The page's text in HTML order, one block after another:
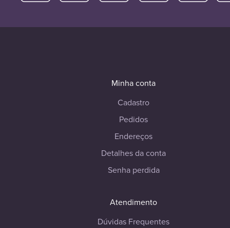
Minha conta
Cadastro
Pedidos
Endereços
Detalhes da conta
Senha perdida
Atendimento
Dúvidas Frequentes